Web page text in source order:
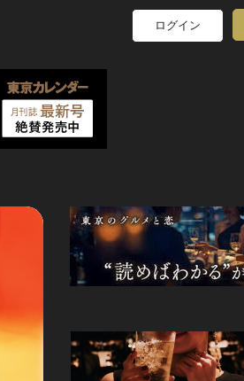
ログイン